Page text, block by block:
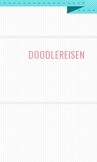
DOODLEREISEN